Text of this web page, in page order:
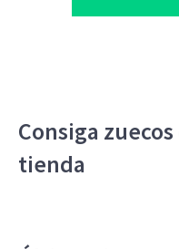
Consiga
tienda